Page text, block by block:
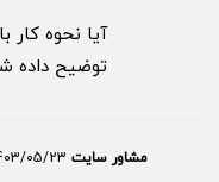
آیا نحوه کار
توضیح داده
مشاور سایت